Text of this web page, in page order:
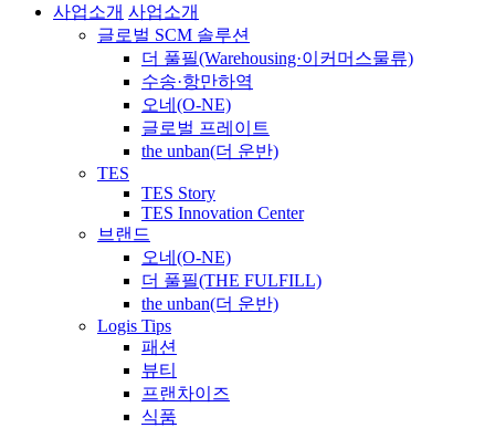
사업소개 사업소개
글로벌 SCM 솔루션
더 풀필(Warehousing·이커머스물류)
수송·항만하역
오네(O-NE)
글로벌 프레이트
the unban(더 운반)
TES
TES Story
TES Innovation Center
브랜드
오네(O-NE)
더 풀필(THE FULFILL)
the unban(더 운반)
Logis Tips
패션
뷰티
프랜차이즈
식품